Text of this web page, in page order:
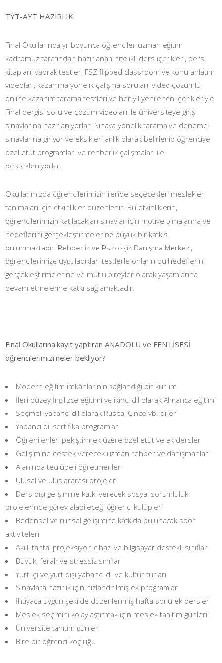
TYT-AYT HAZIRLIK
Final Okullarında yıl boyunca öğrenciler uzman eğitim
kadromuz tarafından hazırlanan nitelikli ders içerikleri, ders
kitapları, yaprak testler, FSZ flipped classroom ve konu anlatım
videoları, kazanıma yönelik çalışma soruları, video çözümlü
online kazanım tarama testleri ve her yıl yenilenen içerikleriyle
Final dergisi soru ve çözüm videoları ile üniversiteye giriş
sınavlarına hazırlanıyorlar. Sınava yönelik tarama ve deneme
sınavlarına giriyor ve eksikleri anlık olarak belirlenip öğrenciye
özel etüt programları ve rehberlik çalışmaları ile
destekleniyorlar.
Okullarımızda öğrencilerimizin ileride seçecekleri meslekleri
tanımaları için etkinlikler düzenlenir. Bu etkinliklerin,
öğrencilerimizin katılacakları sınavlar için motive olmalarına ve
hedeflerini gerçekleştirmelerine büyük bir katkısı
bulunmaktadır. Rehberlik ve Psikolojik Danışma Merkezi,
öğrencilerimize uyguladıkları testlerle onların bu hedeflerini
gerçekleştirmelerine ve mutlu bireyler olarak yaşamlarına
devam etmelerine katkı sağlamaktadır.
Final Okullarına kayıt yaptıran ANADOLU ve FEN LİSESİ
öğrencilerimizi neler bekliyor?
Modern eğitim imkânlarının sağlandığı bir kurum
İleri düzey İngilizce eğitimi ve ikinci dil olarak Almanca eğitimi
Seçmeli yabancı dil olarak Rusça, Çince vb. diller
Yabancı dil sertifika programları
Öğrenilenleri pekiştirmek üzere özel etüt ve ek dersler
Gelişimine destek verecek uzman rehber ve danışmanlar
Alanında tecrübeli öğretmenler
Ulusal ve uluslararası projeler
Ders dışı gelişimine katkı verecek sosyal sorumluluk
projelerinde görev alabileceği öğrenci kulüpleri
Bedensel ve ruhsal gelişimine katkıda bulunacak spor
aktiviteleri
Akıllı tahta, projeksiyon cihazı ve bilgisayar destekli sınıflar
Büyük, ferah ve stressiz sınıflar
Yurt içi ve yurt dışı yabancı dil ve kültür turları
Sınavlara hazırlık için hızlandırılmış ek programlar
İhtiyaca uygun şekilde düzenlenmiş hafta sonu ek dersler
Meslek seçimini kolaylaştırmak için meslek tanıtım günleri
Üniversite tanıtım günleri
Bire bir öğrenci koçluğu